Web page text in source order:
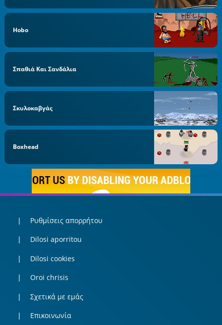
Hobo
Σπαθιά Και Σανδάλια
Σκυλοκαβγάς
Boxhead
Ρυθμίσεις απορρήτου
Dilosi aporritou
Dilosi cookies
Oroi chrisis
Σχετικά με εμάς
Επικοινωνία